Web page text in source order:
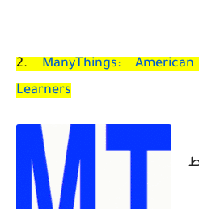
2. ManyThings:
Learners